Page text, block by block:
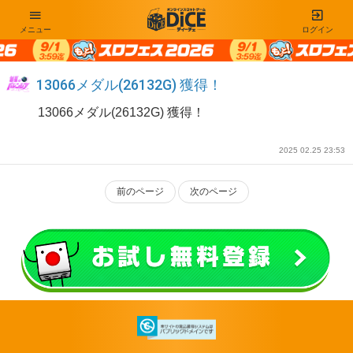
ログイン
メニュー
13066メダル(26132G) 獲得！
13066メダル(26132G) 獲得！
2025 02.25 23:53
前のページ 次のページ